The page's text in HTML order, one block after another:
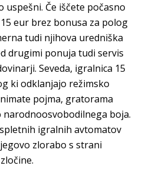
Če iščete počasno
eur brez bonusa za polog
tudi njihova uredniška
drugimi ponuja tudi servis
Seveda, igralnica 15
ki odklanjajo režimsko
pojma, gratorama
boja.
igralnih avtomatov
zlorabo s strani